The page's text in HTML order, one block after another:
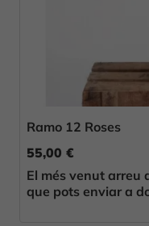
Ramo 12 Roses
55,00 €
El més venut arreu
que pots enviar a